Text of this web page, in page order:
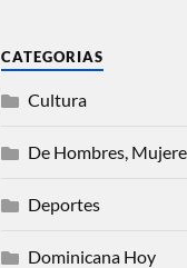
CATEGORIAS
Cultura
De Hombres,
Deportes
Dominicana Hoy